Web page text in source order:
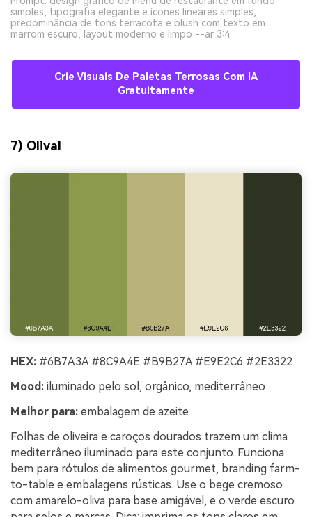
simples, tipografia elegante e ícones lineares simples,
predominância de tons terracota e blush com texto em
marrom escuro, layout moderno e limpo --ar 3:4
Crie Visuais De Paletas Terrosas Com IA
Gratuitamente
7) Olival
HEX: #6B7A3A #8C9A4E #B9B27A #E9E2C6 #2E3322
Mood: iluminado pelo sol, orgânico, mediterrâneo
Melhor para: embalagem de azeite
Folhas de oliveira e caroços dourados trazem um clima
mediterrâneo iluminado para este conjunto. Funciona
bem para rótulos de alimentos gourmet, branding farm-
to-table e embalagens rústicas. Use o bege cremoso
com amarelo-oliva para base amigável, e o verde escuro